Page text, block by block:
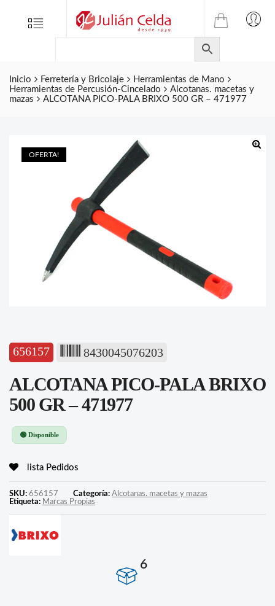
Menu
TIENDA
ONLINE
DE
JULIAN
CELDA
S.L.
Inicio Ferretería y Bricolaje
Herramientas de Mano
Herramientas de Percusión-Cincelado
Alcotanas. macetas y
mazas
ALCOTANA PICO-PALA BRIXO 500 GR – 471977
OFERTA!
656157 8430045076203
ALCOTANA PICO-PALA BRIXO
500 GR – 471977
🟢 Disponible
lista Pedidos
SKU: 656157 Categoría: Alcotanas. macetas y mazas
Etiqueta: Marcas Propias
6
Folletos
Contacto